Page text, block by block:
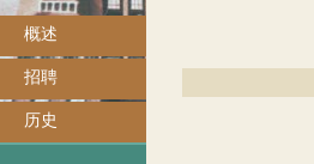
概述
招聘
历史